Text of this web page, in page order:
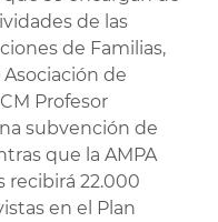
de las
de Familias,
de
Profesor
subvención de
que la AMPA
recibirá 22.000
en el Plan